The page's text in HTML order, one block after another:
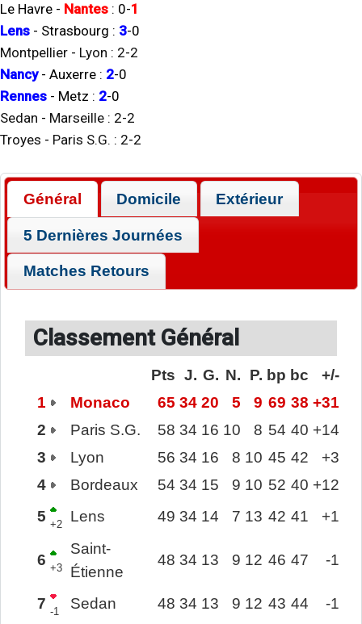
Le Havre - Nantes : 0-1
Lens - Strasbourg : 3-0
Montpellier - Lyon : 2-2
Nancy- Auxerre : 2-0
Rennes - Metz : 2-0
Sedan - Marseille : 2-2
Troyes - Paris S.G. : 2-2
Général Domicile Extérieur
5 Dernières Journées
Matches Retours
Classement Général
Pts J. G. N. P. bp bc
+/-
1
Monaco 65 34 20 5 9 69 38 +31
2
Paris S.G. 58 34 16 10 8 54 40 +14
3
Lyon 56 34 16 8 10 45 42
+3
4
Bordeaux 54 34 15 9 10 52 40 +12
5 +2 Lens 49 34 14 7 13 42 41 +1
6 +3
Saint-
Étienne
48 34 13 9 12 46 47 -1
7 -1 Sedan 48 34 13 9 12 43 44 -1